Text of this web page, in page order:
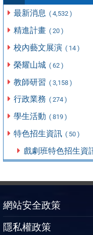
最新消息 ( 4,532 )
精進計畫 ( 20 )
校內藝文展演 ( 14 )
榮耀山城 ( 62 )
教師研習 ( 3,158 )
行政業務 ( 274 )
學生活動 ( 819 )
特色招生資訊 ( 50 )
戲劇班特色招生資
網站安全政策
隱私權政策